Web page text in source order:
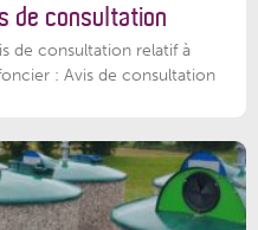
de consultation
de consultation relatif à
: Avis de consultation